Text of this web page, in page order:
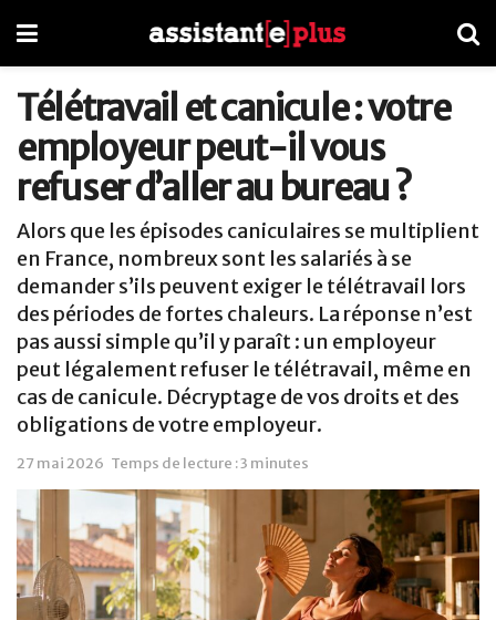
Télétravail et canicule : votre
employeur peut-il vous
refuser d’aller au bureau ?
Alors que les épisodes caniculaires se multiplient
en France, nombreux sont les salariés à se
demander s’ils peuvent exiger le télétravail lors
des périodes de fortes chaleurs. La réponse n’est
pas aussi simple qu’il y paraît : un employeur
peut légalement refuser le télétravail, même en
cas de canicule. Décryptage de vos droits et des
obligations de votre employeur.
27 mai 2026 Temps de lecture : 3 minutes